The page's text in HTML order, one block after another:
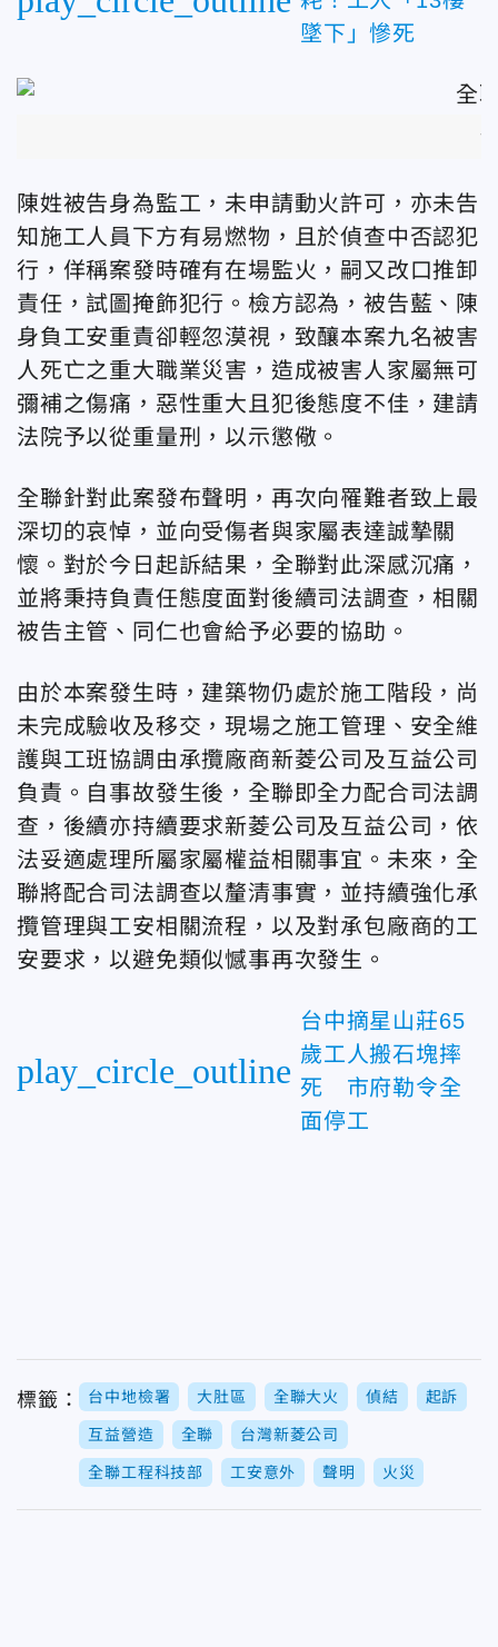
墜下」慘死
陳姓被告身為監工，未申請動火許可，亦未告
知施工人員下方有易燃物，且於偵查中否認犯
行，佯稱案發時確有在場監火，嗣又改口推卸
責任，試圖掩飾犯行。檢方認為，被告藍、陳
身負工安重責卻輕忽漠視，致釀本案九名被害
人死亡之重大職業災害，造成被害人家屬無可
彌補之傷痛，惡性重大且犯後態度不佳，建請
法院予以從重量刑，以示懲儆。
全聯針對此案發布聲明，再次向罹難者致上最
深切的哀悼，並向受傷者與家屬表達誠摯關
懷。對於今日起訴結果，全聯對此深感沉痛，
並將秉持負責任態度面對後續司法調查，相關
被告主管、同仁也會給予必要的協助。
由於本案發生時，建築物仍處於施工階段，尚
未完成驗收及移交，現場之施工管理、安全維
護與工班協調由承攬廠商新菱公司及互益公司
負責。自事故發生後，全聯即全力配合司法調
查，後續亦持續要求新菱公司及互益公司，依
法妥適處理所屬家屬權益相關事宜。未來，全
聯將配合司法調查以釐清事實，並持續強化承
攬管理與工安相關流程，以及對承包廠商的工
安要求，以避免類似憾事再次發生。
play_circle_outline
台中摘星山莊65
歲工人搬石塊摔
死 市府勒令全
面停工
標籤： 台中地檢署 大肚區 全聯大火 偵結 起訴
互益營造 全聯 台灣新菱公司
全聯工程科技部 工安意外 聲明 火災